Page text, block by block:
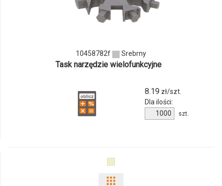
produktu
10458782f
10458782f Srebrny
Task narzędzie wielofunkcyjne
8.19 zł/szt.
Dla ilości:
Ilość
produktu
szt.